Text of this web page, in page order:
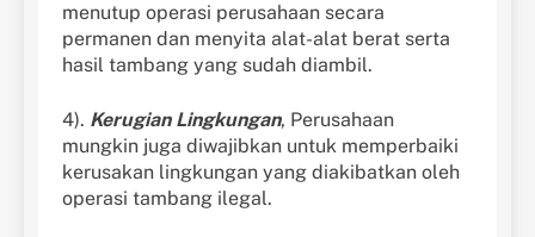
menutup operasi perusahaan secara
permanen dan menyita alat-alat berat serta
hasil tambang yang sudah diambil.
4). Kerugian Lingkungan, Perusahaan
mungkin juga diwajibkan untuk memperbaiki
kerusakan lingkungan yang diakibatkan oleh
operasi tambang ilegal.